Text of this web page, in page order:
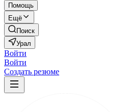
Помощь
Ещё
Поиск
Урал
Войти
Войти
Создать резюме